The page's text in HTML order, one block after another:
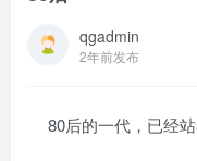
qgadmin
2年前发布
80后的一代，已经